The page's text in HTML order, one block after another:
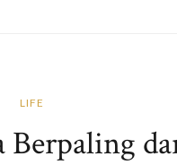
LIFE
Berpaling